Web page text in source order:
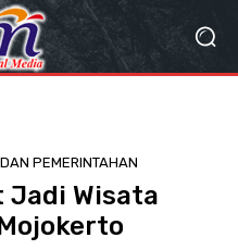
PEMERINTAHAN
Jadi Wisata